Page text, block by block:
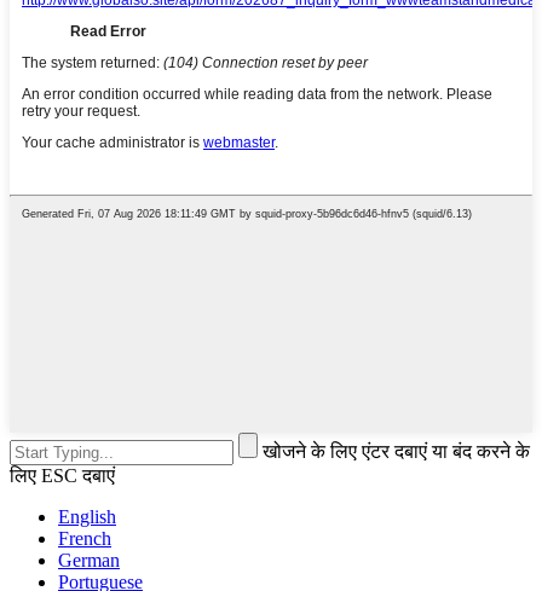
खोजने के लिए एंटर दबाएं या बंद करने के
लिए ESC दबाएं
English
French
German
Portuguese